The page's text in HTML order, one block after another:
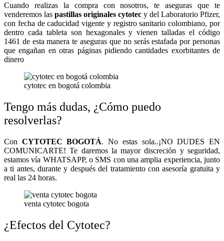
Cuando realizas la compra con nosotros, te aseguras que te
venderemos las pastillas originales cytotec y del Laboratorio Pfizer,
con fecha de caducidad vigente y registro sanitario colombiano, por
dentro cada tableta son hexagonales y vienen talladas el código
1461 de esta manera te aseguras que no serás estafada por personas
que engañan en otras páginas pidiendo cantidades exorbitantes de
dinero
cytotec en bogotá colombia
Tengo más dudas, ¿Cómo puedo
resolverlas?
Con CYTOTEC BOGOTÁ. No estas sola..¡NO DUDES EN
COMUNICARTE! Te daremos la mayor discreción y seguridad,
estamos vía WHATSAPP, o SMS con una amplia experiencia, junto
a ti antes, durante y después del tratamiento con asesoría gratuita y
real las 24 horas.
venta cytotec bogota
¿Efectos del Cytotec?